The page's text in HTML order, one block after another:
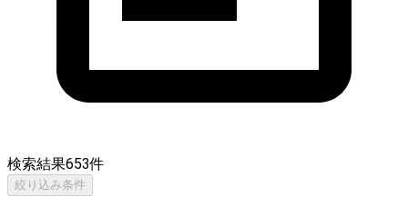
検索結果653件
絞り込み条件